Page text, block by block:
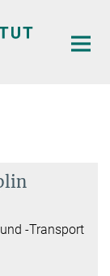
-Transport